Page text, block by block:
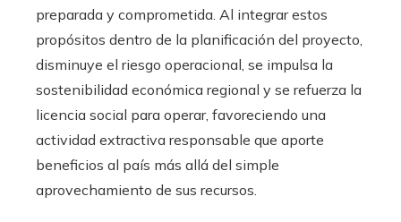
preparada y comprometida. Al integrar estos
propósitos dentro de la planificación del proyecto,
disminuye el riesgo operacional, se impulsa la
sostenibilidad económica regional y se refuerza la
licencia social para operar, favoreciendo una
actividad extractiva responsable que aporte
beneficios al país más allá del simple
aprovechamiento de sus recursos.